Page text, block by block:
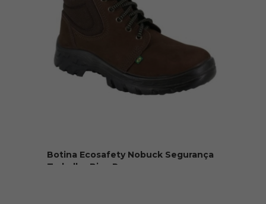
Botina Ecosafety Nobuck Segurança
Trabalho Bico P...